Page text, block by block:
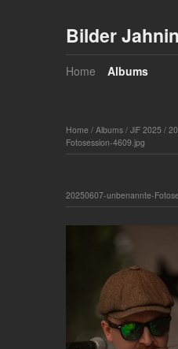
Bilder
Home Albums
Home / Albums / JiF 2025 /
Fotosession-4609.jpg
20250607-unbenannte-